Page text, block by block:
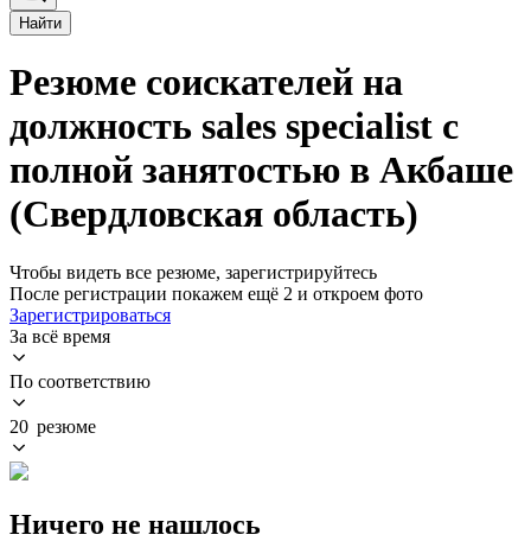
Найти
Резюме соискателей на
должность sales specialist с
полной занятостью в Акбаше
(Свердловская область)
Чтобы видеть все резюме, зарегистрируйтесь
После регистрации покажем ещё 2 и откроем фото
Зарегистрироваться
За всё время
По соответствию
20 резюме
Ничего не нашлось